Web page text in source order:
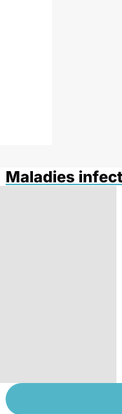
Maladies